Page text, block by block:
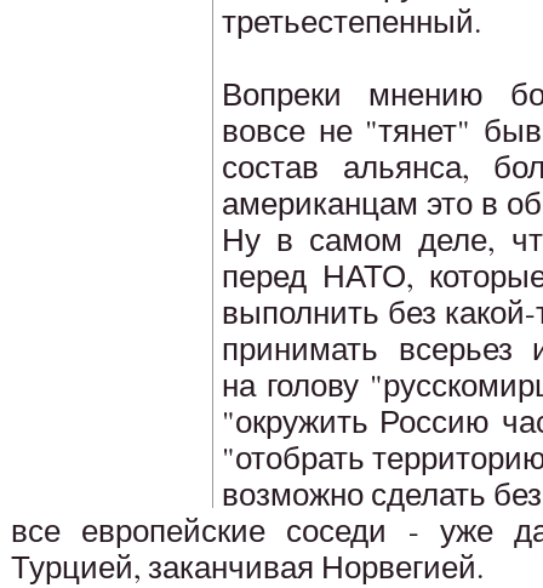
третьестепенный.
Вопреки мнению
вовсе не "тянет"
состав альянса,
американцам это в
Ну в самом деле,
перед НАТО,
выполнить без
принимать всерьез
на голову
"окружить Россию
"отобрать
возможно сделать
все европейские соседи - уже
Турцией, заканчивая Норвегией.